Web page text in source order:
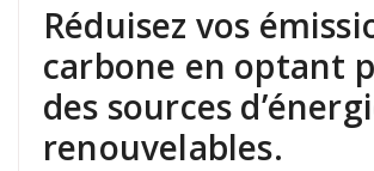
Réduisez vos
carbone en optant
des sources
renouvelables.